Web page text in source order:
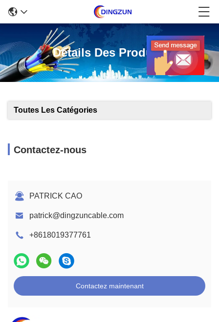
Détails Des Produits
Toutes Les Catégories
Contactez-nous
PATRICK CAO
patrick@dingzuncable.com
+8618019377761
Contactez maintenant